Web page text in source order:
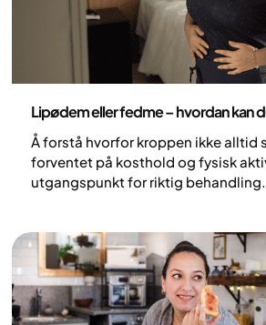
Lipødem eller fedme – hvordan kan
Å forstå hvorfor kroppen ikke alltid
forventet på kosthold og fysisk
utgangspunkt for riktig
underliggende mekanismer. De
forekomme samtidig, noe som
komplisere det kliniske bildet.